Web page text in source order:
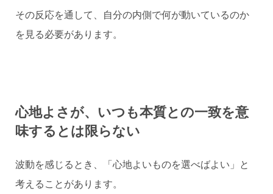
その反応を通して、自分の内側で何が動いているのか
を見る必要があります。
心地よさが、いつも本質との一致を意
味するとは限らない
波動を感じるとき、「心地よいものを選べばよい」と
考えることがあります。